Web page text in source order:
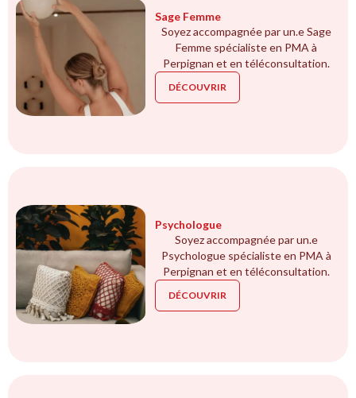
Sage Femme
Soyez accompagnée par un.e Sage
Femme spécialiste en PMA à
Perpignan et en téléconsultation.
DÉCOUVRIR
Psychologue
Soyez accompagnée par un.e
Psychologue spécialiste en PMA à
Perpignan et en téléconsultation.
DÉCOUVRIR